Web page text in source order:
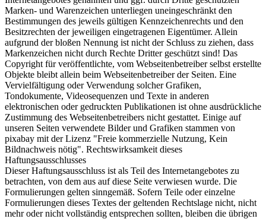
Marken- und Warenzeichen unterliegen uneingeschränkt den
Bestimmungen des jeweils gültigen Kennzeichenrechts und den
Besitzrechten der jeweiligen eingetragenen Eigentümer. Allein
aufgrund der bloßen Nennung ist nicht der Schluss zu ziehen, dass
Markenzeichen nicht durch Rechte Dritter geschützt sind! Das
Copyright für veröffentlichte, vom Webseitenbetreiber selbst erstellte
Objekte bleibt allein beim Webseitenbetreiber der Seiten. Eine
Vervielfältigung oder Verwendung solcher Grafiken,
Tondokumente, Videosequenzen und Texte in anderen
elektronischen oder gedruckten Publikationen ist ohne ausdrückliche
Zustimmung des Webseitenbetreibers nicht gestattet. Einige auf
unseren Seiten verwendete Bilder und Grafiken stammen von
pixabay mit der Lizenz "Freie kommerzielle Nutzung, Kein
Bildnachweis nötig". Rechtswirksamkeit dieses
Haftungsausschlusses
Dieser Haftungsausschluss ist als Teil des Internetangebotes zu
betrachten, von dem aus auf diese Seite verwiesen wurde. Die
Formulierungen gelten sinngemäß. Sofern Teile oder einzelne
Formulierungen dieses Textes der geltenden Rechtslage nicht, nicht
mehr oder nicht vollständig entsprechen sollten, bleiben die übrigen